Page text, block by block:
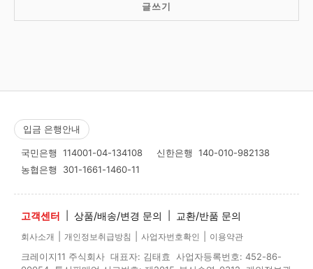
글쓰기
입금 은행안내
국민은행 114001-04-134108 신한은행 140-010-982138
농협은행 301-1661-1460-11
고객센터 상품/배송/변경 문의 교환/반품 문의
회사소개 개인정보취급방침 사업자번호확인 이용약관
크레이지11 주식회사 대표자: 김태효 사업자등록번호: 452-86-